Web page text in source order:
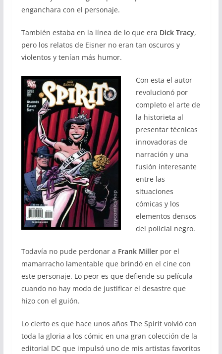
enganchara con el personaje.
También estaba en la línea de lo que era Dick Tracy,
pero los relatos de Eisner no eran tan oscuros y
violentos y tenían más humor.
Con esta el autor
revolucionó por
completo el arte de
la historieta al
presentar técnicas
innovadoras de
narración y una
fusión interesante
entre las
situaciones
cómicas y los
elementos densos
del policial negro.
Todavía no pude perdonar a Frank Millerpor el
mamarracho lamentable que brindó en el cine con
este personaje. Lo peor es que defiende su película
cuando no hay modo de justificar el desastre que
hizo con el guión.
Lo cierto es que hace unos años The Spirit volvió con
toda la gloria a los cómic en una gran colección de la
editorial DC que impulsó uno de mis artistas favoritos